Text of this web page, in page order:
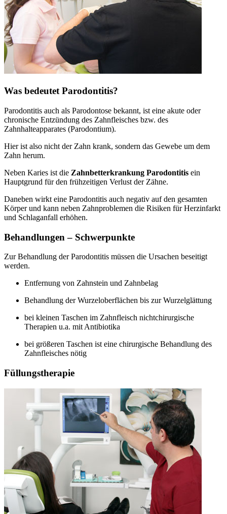
Was bedeutet Parodontitis?
Parodontitis auch als Parodontose bekannt, ist eine akute oder
chronische Entzündung des Zahnfleisches bzw. des
Zahnhalteapparates (Parodontium).
Hier ist also nicht der Zahn krank, sondern das Gewebe um dem
Zahn herum.
Neben Karies ist die Zahnbetterkrankung Parodontitis ein
Hauptgrund für den frühzeitigen Verlust der Zähne.
Daneben wirkt eine Parodontitis auch negativ auf den gesamten
Körper und kann neben Zahnproblemen die Risiken für Herzinfarkt
und Schlaganfall erhöhen.
Behandlungen – Schwerpunkte
Zur Behandlung der Parodontitis müssen die Ursachen beseitigt
werden.
Entfernung von Zahnstein und Zahnbelag
Behandlung der Wurzeloberflächen bis zur Wurzelglättung
bei kleinen Taschen im Zahnfleisch nichtchirurgische
Therapien u.a. mit Antibiotika
bei größeren Taschen ist eine chirurgische Behandlung des
Zahnfleisches nötig
Füllungstherapie